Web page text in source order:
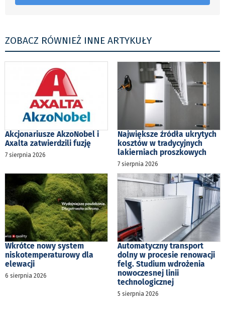
ZOBACZ RÓWNIEŻ INNE ARTYKUŁY
Akcjonariusze AkzoNobel i
Axalta zatwierdzili fuzję
7 sierpnia 2026
Największe źródła ukrytych
kosztów w tradycyjnych
lakierniach proszkowych
7 sierpnia 2026
Wkrótce nowy system
niskotemperaturowy dla
elewacji
6 sierpnia 2026
Automatyczny transport
dolny w procesie renowacji
felg. Studium wdrożenia
nowoczesnej linii
technologicznej
5 sierpnia 2026